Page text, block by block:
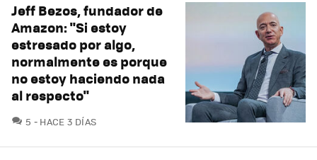
Jeff Bezos, fundador de
Amazon: "Si estoy
estresado por algo,
normalmente es porque
no estoy haciendo nada
al respecto"
5 COMENTARIOS
HACE 3 DÍAS